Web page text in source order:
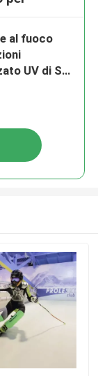
al fuoco
UV di Ski